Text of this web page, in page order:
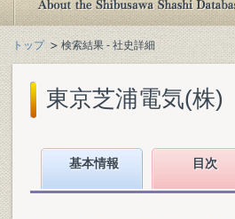
トップ 検索結果 - 社史詳細
東京芝浦電気(株)
基本情報 目次